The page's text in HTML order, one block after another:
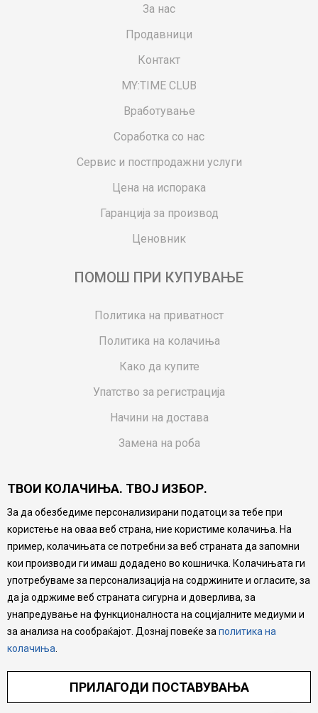
За нас
Продавници
Контакт
MY:TIME CLUB
Вработување
Соработка со нас
Сервис и постпродажни услуги
Цена на испорака
Гаранција за производ
Ценовник
ПОМОШ ПРИ КУПУВАЊЕ
Политика на приватност
Политика на колачиња
Како да купите
Упатство за регистрација
Начини на достава
Замена на роба
Ваучери
Product Finder
FAQs
Настојуваме да бидеме што попрецизни во описот на
производите, прикажување на слики и цени, но не
можеме да гарантираме дека сите информации се
комплетни и без грешка. Сите производи се дел од
нашата понуда, но не се подразбира дека мора да се
достапни во секој момент.
ТВОИ КОЛАЧИЊА. ТВОЈ ИЗБОР.
За да обезбедиме персонализирани податоци за тебе при
користење на оваа веб страна, ние користиме колачиња. На
пример, колачињата се потребни за веб страната да запомни
кои производи ги имаш додадено во кошничка. Колачињата ги
употребуваме за персонализација на содржините и огласите, за
да ја одржиме веб страната сигурна и доверлива, за
унапредување на функционалноста на социјалните медиуми и
за анализа на сообраќајот. Дознај повеќе за политика на
колачиња
ПРИЛАГОДИ ПОСТАВУВАЊА